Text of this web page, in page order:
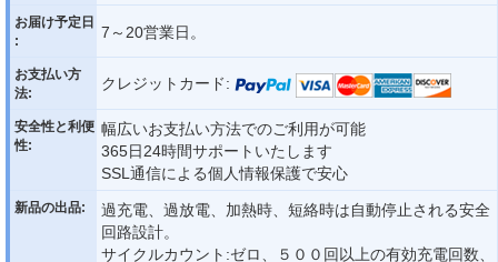
お届け予定日
:
7～20営業日。
お支払い方
法:
クレジットカード:
安全性と利便
性:
幅広いお支払い方法でのご利用が可能
365日24時間サポートいたします
SSL通信による個人情報保護で安心
新品の出品:
過充電、過放電、加熱時、短絡時は自動停止される安全
回路設計。
サイクルカウント:ゼロ、５００回以上の有効充電回数、